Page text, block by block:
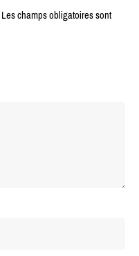
Les champs obligatoires sont